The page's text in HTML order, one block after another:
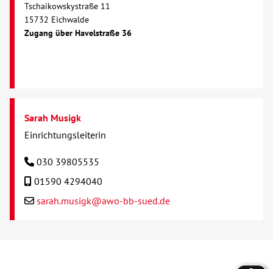
Kontakt
Tschaikowskystraße 11
15732 Eichwalde
Zugang über Havelstraße 36
Sarah Musigk
Einrichtungsleiterin
030 39805535
01590 4294040
sarah.musigk@awo-bb-sued.de